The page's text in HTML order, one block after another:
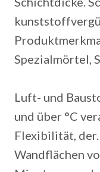
Spezialmörtel,
Luft- und
und über °C
Flexibilität,
Wandflächen